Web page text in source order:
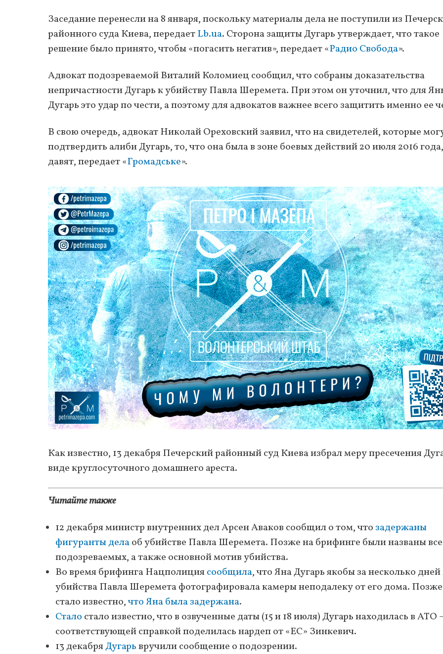
Заседание перенесли на 8 января, поскольку материалы дела не поступили из
районного суда Киева, передаетLb.ua. Сторона защиты Дугарь утверждает, что такое
решение было принято, чтобы «погасить негатив», передает «Радио Свобода».
Адвокат подозреваемой Виталий Коломиец сообщил, что собраны доказательства
непричастности Дугарь к убийству Павла Шеремета. При этом он уточнил, что для
Дугарь это удар по чести, а поэтому для адвокатов важнее всего защитить именно ее
В свою очередь, адвокат Николай Ореховский заявил, что на свидетелей, которые
подтвердить алиби Дугарь, то, что она была в зоне боевых действий 20 июля 2016 года,
давят, передает «Громадське».
Как известно, 13 декабря Печерский районный суд Киева избрал меру пресечения
виде круглосуточного домашнего ареста.
Читайте также
12 декабря министр внутренних дел Арсен Аваков сообщил о том, что задержаны
фигуранты делаоб убийстве Павла Шеремета. Позже на брифинге были названы
подозреваемых, а также основной мотив убийства.
Во время брифинга Нацполициясообщила, что Яна Дугарь якобы за несколько
убийства Павла Шеремета фотографировала камеры неподалеку от его дома. Позже
стало известно,что Яна была задержана.
Стало стало известно, что в озвученные даты (15 и 18 июля) Дугарь находилась в АТО
соответствующей справкой поделилась нардеп от «ЕС» Зинкевич.
13 декабряДугарьвручили сообщение о подозрении.